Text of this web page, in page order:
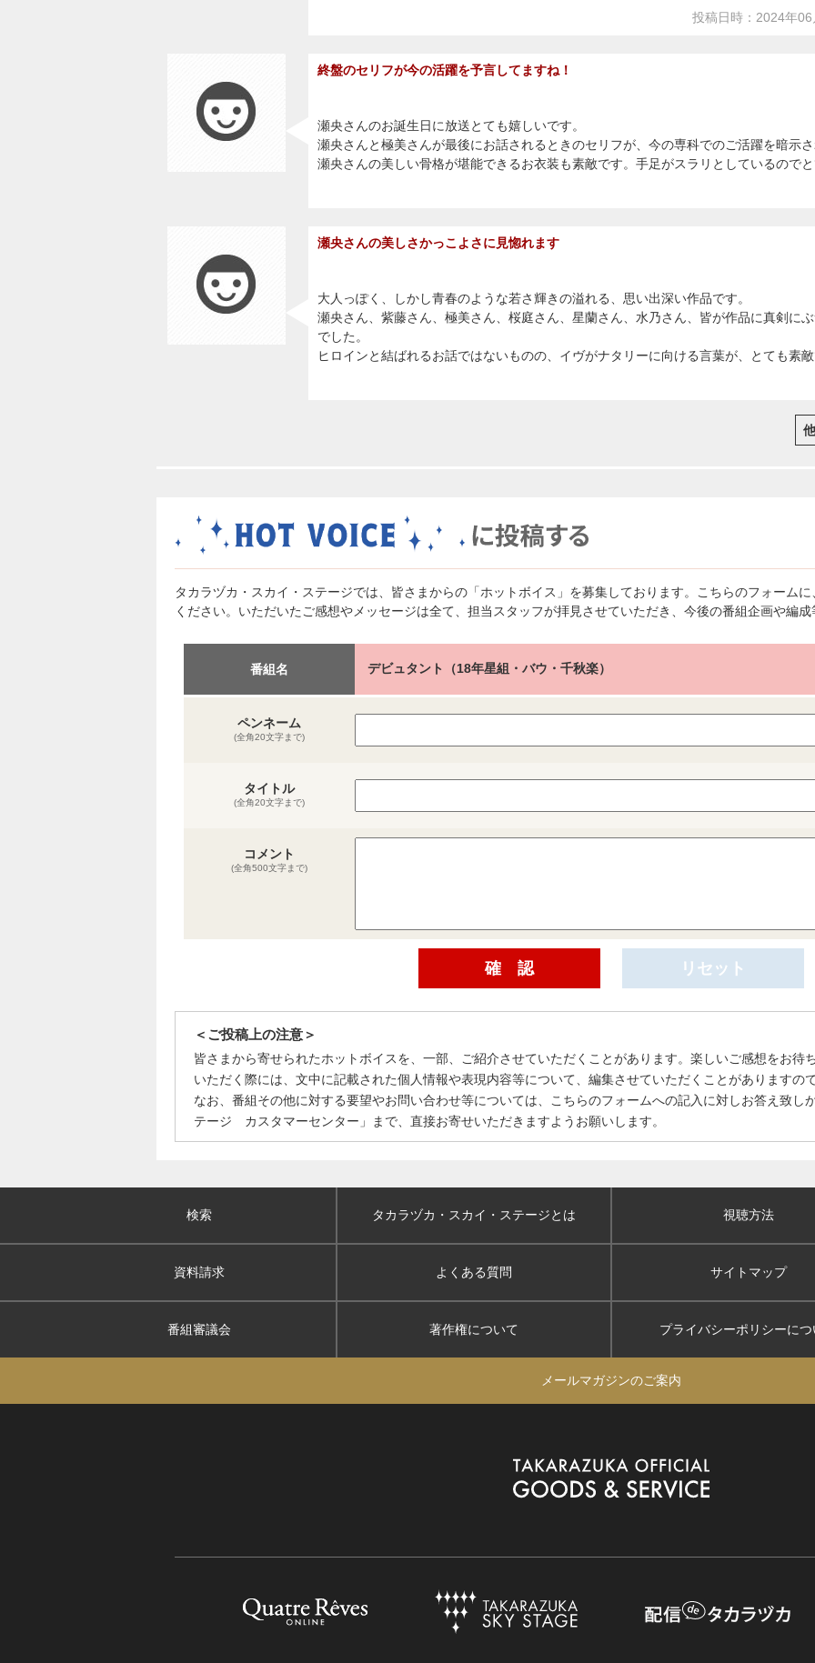
投稿日時：2024年06
終盤のセリフが今の活躍を予言してますね！
瀬央さんのお誕生日に放送とても嬉しいです。
瀬央さんと極美さんが最後にお話されるときのセリフが、今の専科でのご活躍を暗示さ
瀬央さんの美しい骨格が堪能できるお衣装も素敵です。手足がスラリとしているのでと
瀬央さんの美しさかっこよさに見惚れます
大人っぽく、しかし青春のような若さ輝きの溢れる、思い出深い作品です。
瀬央さん、紫藤さん、極美さん、桜庭さん、星蘭さん、水乃さん、皆が作品に真剣に
でした。
ヒロインと結ばれるお話ではないものの、イヴがナタリーに向ける言葉が、とても素敵
タカラヅカ・スカイ・ステージでは、皆さまからの「ホットボイス」を募集しております。こちらのフォーム
ください。いただいたご感想やメッセージは全て、担当スタッフが拝見させていただき、今後の番組企画や編成
番組名 デビュタント（18年星組・バウ・千秋楽）
ペンネーム
(全角20文字まで)
タイトル
(全角20文字まで)
コメント
(全角500文字まで)
＜ご投稿上の注意＞
皆さまから寄せられたホットボイスを、一部、ご紹介させていただくことがあります。楽しいご感想をお待
いただく際には、文中に記載された個人情報や表現内容等について、編集させていただくことがありますの
なお、番組その他に対する要望やお問い合わせ等については、こちらのフォームへの記入に対しお答え致し
テージ カスタマーセンター」まで、直接お寄せいただきますようお願いします。
検索 タカラヅカ・スカイ ・ステージとは 視聴方法
資料請求 よくある質問 サイトマップ
番組審議会 著作権について プライバシーポリシーにつ
メールマガジンのご案内